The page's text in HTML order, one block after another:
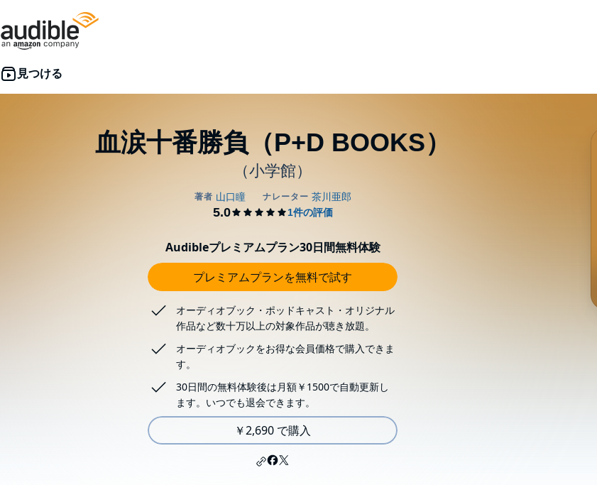
血涙十番勝負（P+D BOOKS）
（小学館）
Audibleプレミアムプラン30日間無料体験
プレミアムプランを無料で試す
オーディオブック・ポッドキャスト・オリジナル
作品など数十万以上の対象作品が聴き放題。
オーディオブックをお得な会員価格で購入できま
す。
30日間の無料体験後は月額￥1500で自動更新し
ます。いつでも退会できます。
￥2,690 で購入